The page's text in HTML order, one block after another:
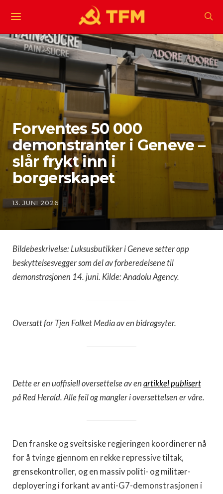
Forventes 50 000
demonstranter i Geneve –
slår frykt inn i
borgerskapet
13. JUNI 2026
Bildebeskrivelse: Luksusbutikker i Geneve setter opp
beskyttelsesvegger som del av forberedelsene til
demonstrasjonen 14. juni. Kilde: Anadolu Agency.
Oversatt for Tjen Folket Media av en bidragsyter.
Dette er en uoffisiell oversettelse av en artikkel publisert
på Red Herald. Alle feil og mangler i oversettelsen er våre.
Den franske og sveitsiske regjeringen koordinerer nå
for å tvinge gjennom en rekke repressive tiltak,
grensekontroller, og en massiv politi- og militær-
deployering i forkant av anti-G7-demonstrasjonen i